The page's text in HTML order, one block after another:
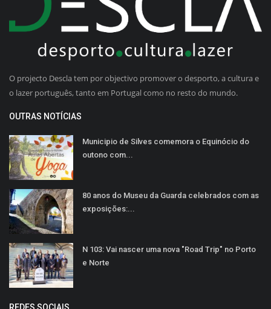
O projecto Descla tem por objectivo promover o desporto, a cultura e
o lazer português, tanto em Portugal como no resto do mundo.
OUTRAS NOTÍCIAS
Municipio de Silves comemora o Equinócio do
outono com...
80 anos do Museu da Guarda celebrados com as
exposições:...
N 103: Vai nascer uma nova "Road Trip" no Porto
e Norte